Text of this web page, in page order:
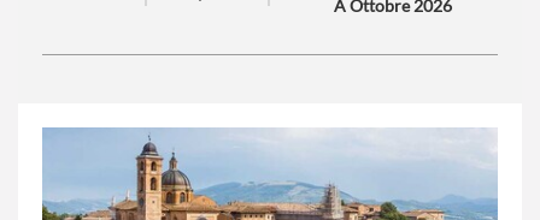
museo all’aperto… lasciatevi sedurre…
A Ottobre 2026